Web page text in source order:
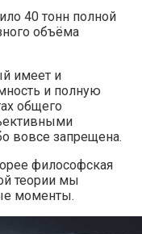
40 тонн полной
объёма
имеет и
и полную
общего
вовсе запрещена.
философская
теории мы
моменты.